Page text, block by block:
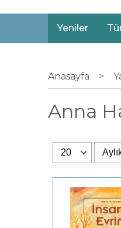
Yeniler
Anasayfa >
Anna